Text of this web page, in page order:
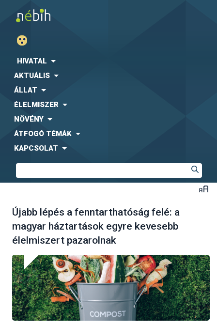
HIVATAL
AKTUÁLIS
ÁLLAT
ÉLELMISZER
NÖVÉNY
ÁTFOGÓ TÉMÁK
KAPCSOLAT
Újabb lépés a fenntarthatóság felé: a
magyar háztartások egyre kevesebb
élelmiszert pazarolnak